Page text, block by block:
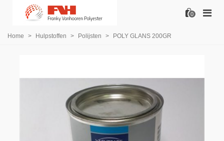
0
Home > Hulpstoffen > Polijsten > POLY GLANS 200GR